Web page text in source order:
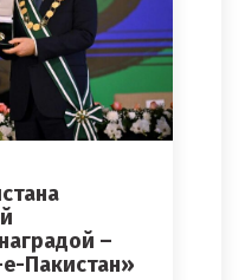
–
Пакистан»